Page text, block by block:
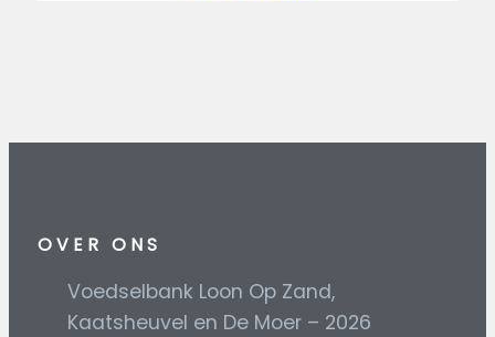
OVER ONS
Voedselbank Loon Op Zand,
Kaatsheuvel en De Moer – 2026